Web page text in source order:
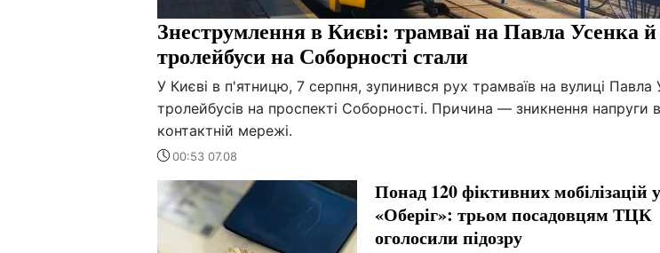
Знеструмлення в Києві: трамваї на Павла Усенка й
тролейбуси на Соборності стали
У Києві в п'ятницю, 7 серпня, зупинився рух трамваїв на вулиці Павла
тролейбусів на проспекті Соборності. Причина — зникнення напруги в
контактній мережі.
00:53 07.08
Понад 120 фіктивних мобілізацій
«Оберіг»: трьом посадовцям ТЦК
оголосили підозру